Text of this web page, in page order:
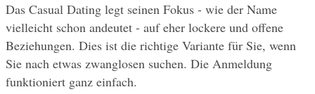
Das Casual Dating legt seinen Fokus - wie der Name
vielleicht schon andeutet - auf eher lockere und offene
Beziehungen. Dies ist die richtige Variante für Sie, wenn
Sie nach etwas zwanglosen suchen. Die Anmeldung
funktioniert ganz einfach.